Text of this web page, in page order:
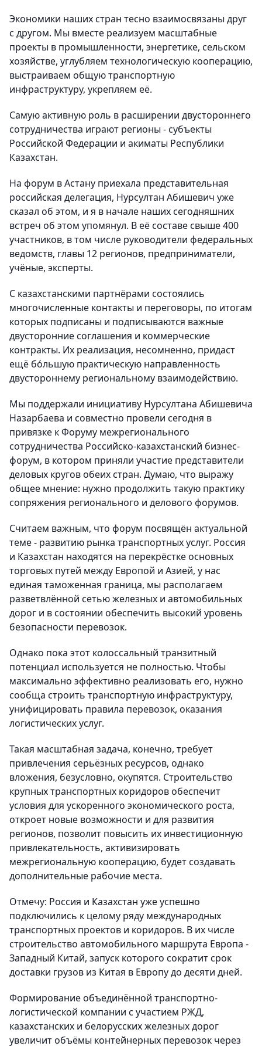
Экономики наших стран тесно взаимосвязаны друг
с другом. Мы вместе реализуем масштабные
проекты в промышленности, энергетике, сельском
хозяйстве, углубляем технологическую кооперацию,
выстраиваем общую транспортную
инфраструктуру, укрепляем её.
Самую активную роль в расширении двустороннего
сотрудничества играют регионы - субъекты
Российской Федерации и акиматы Республики
Казахстан.
На форум в Астану приехала представительная
российская делегация, Нурсултан Абишевич уже
сказал об этом, и я в начале наших сегодняшних
встреч об этом упомянул. В её составе свыше 400
участников, в том числе руководители федеральных
ведомств, главы 12 регионов, предприниматели,
учёные, эксперты.
С казахстанскими партнёрами состоялись
многочисленные контакты и переговоры, по итогам
которых подписаны и подписываются важные
двусторонние соглашения и коммерческие
контракты. Их реализация, несомненно, придаст
ещё бо́льшую практическую направленность
двустороннему региональному взаимодействию.
Мы поддержали инициативу Нурсултана Абишевича
Назарбаева и совместно провели сегодня в
привязке к Форуму межрегионального
сотрудничества Российско-казахстанский бизнес-
форум, в котором приняли участие представители
деловых кругов обеих стран. Думаю, что выражу
общее мнение: нужно продолжить такую практику
сопряжения регионального и делового форумов.
Считаем важным, что форум посвящён актуальной
теме - развитию рынка транспортных услуг. Россия
и Казахстан находятся на перекрёстке основных
торговых путей между Европой и Азией, у нас
единая таможенная граница, мы располагаем
разветвлённой сетью железных и автомобильных
дорог и в состоянии обеспечить высокий уровень
безопасности перевозок.
Однако пока этот колоссальный транзитный
потенциал используется не полностью. Чтобы
максимально эффективно реализовать его, нужно
сообща строить транспортную инфраструктуру,
унифицировать правила перевозок, оказания
логистических услуг.
Такая масштабная задача, конечно, требует
привлечения серьёзных ресурсов, однако
вложения, безусловно, окупятся. Строительство
крупных транспортных коридоров обеспечит
условия для ускоренного экономического роста,
откроет новые возможности и для развития
регионов, позволит повысить их инвестиционную
привлекательность, активизировать
межрегиональную кооперацию, будет создавать
дополнительные рабочие места.
Отмечу: Россия и Казахстан уже успешно
подключились к целому ряду международных
транспортных проектов и коридоров. В их числе
строительство автомобильного маршрута Европа -
Западный Китай, запуск которого сократит срок
доставки грузов из Китая в Европу до десяти дней.
Формирование объединённой транспортно-
логистической компании с участием РЖД,
казахстанских и белорусских железных дорог
увеличит объёмы контейнерных перевозок через